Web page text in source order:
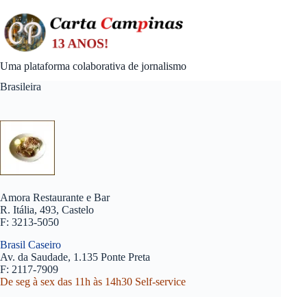
content
Uma plataforma colaborativa de jornalismo
Brasileira
Amora Restaurante e Bar
R. Itália, 493, Castelo
F: 3213-5050
Brasil Caseiro
Av. da Saudade, 1.135 Ponte Preta
F: 2117-7909
De seg à sex das 11h às 14h30 Self-service